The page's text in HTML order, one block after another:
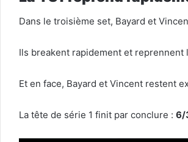
Dans le troisième set, Bayard et
Ils breakent rapidement et reprennent
Et en face, Bayard et Vincent restent
La tête de série 1 finit par conclure : 6/